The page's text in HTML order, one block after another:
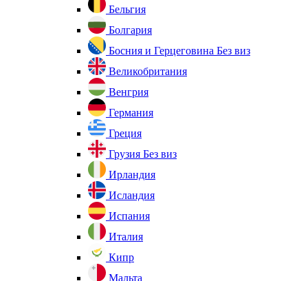
Бельгия
Болгария
Босния и Герцеговина Без виз
Великобритания
Венгрия
Германия
Греция
Грузия Без виз
Ирландия
Исландия
Испания
Италия
Кипр
Мальта